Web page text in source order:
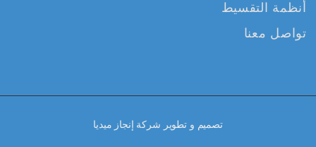
أنظمة التقسيط
تواصل معنا
تصميم و تطوير شركة إنجاز ميديا